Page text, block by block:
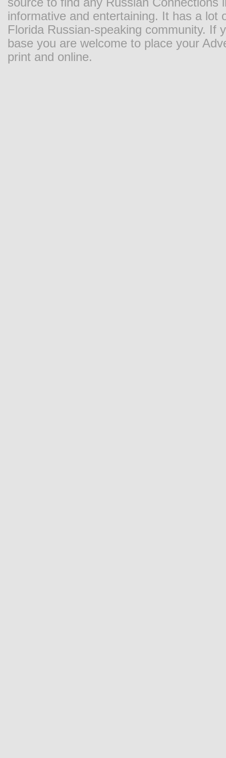
informative and entertaining. It has a
Florida Russian-speaking community. If
base you are welcome to place your
print and online.